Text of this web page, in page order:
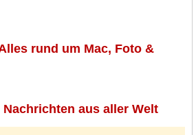
rund um Mac, Foto &
Nachrichten aus aller Welt